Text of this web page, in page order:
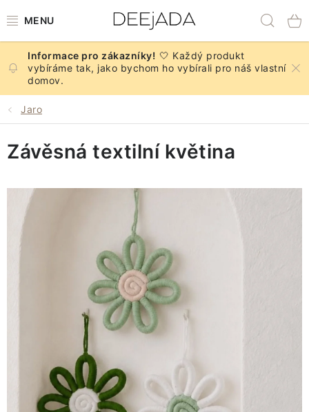
na
NOVINKY
PODZIM
BYTOVÝ TEXTIL
Doprava a platba
FAQ - nejčastější dotazy
Vrácení zboží a reklamace
Obchodní podmínky
🤍 Každý produkt
vybíráme tak, jako bychom ho vybírali pro náš vlastní
domov.
Jaro
Závěsná textilní květina